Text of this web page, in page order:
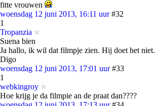
fitte vrouwen
woensdag 12 juni 2013, 16:11 uur #32
1
Tropanzia
Suena bien
Ja hallo, ik wil dat filmpje zien. Hij doet het niet.
Digo
woensdag 12 juni 2013, 17:01 uur #33
1
webkingroy
Hoe krijg je da filmpie an de praat dan????